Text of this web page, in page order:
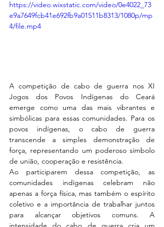
https://video.wixstatic.com/video/0e4022_73
e9a7649fcb41e692fb9a01511b8313/1080p/mp
4/file.mp4
A competição de cabo de guerra nos XI
Jogos dos Povos Indígenas do Ceará
emerge como uma das mais vibrantes e
simbólicas para essas comunidades. Para os
povos indígenas, o cabo de guerra
transcende a simples demonstração de
força, representando um poderoso símbolo
de união, cooperação e resistência.
Ao participarem dessa competição, as
comunidades indígenas celebram não
apenas a força física, mas também o espírito
coletivo e a importância de trabalhar juntos
para alcançar objetivos comuns. A